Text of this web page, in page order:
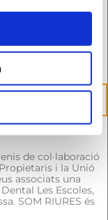
de col·laboració
i la Unió
associats una
Les Escoles,
SOM RIURES és